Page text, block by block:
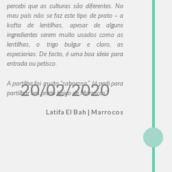
percebi que as culturas são diferentes. No
meu país não se faz este tipo de prato – a
kofta de lentilhas, apesar de alguns
ingredientes serem muito usados como as
lentilhas, o trigo bulgur e claro, as
especiarias. De facto, é uma boa ideia para
entrada ou petisco.
A partilha foi muito “saborosa.” Já pedi para
partilhar um prato típico de Marrocos.”
Latifa El Bah | Marrocos
20/02/2020